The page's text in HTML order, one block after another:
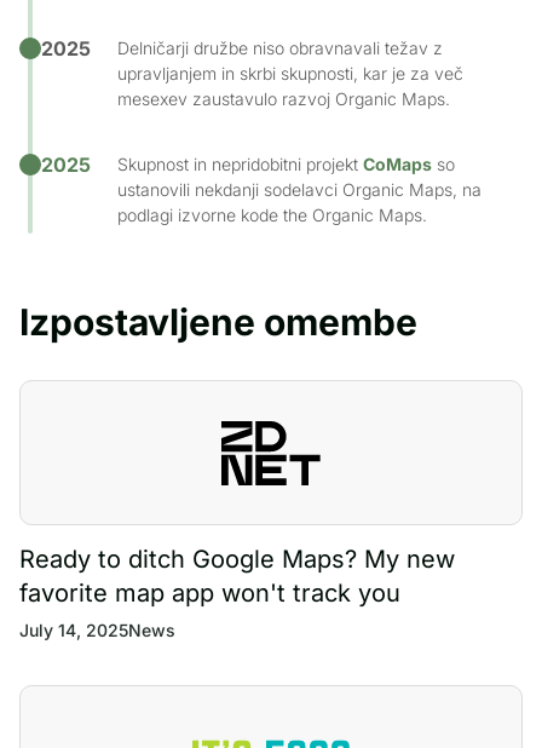
2025
Delničarji družbe niso obravnavali težav z
upravljanjem in skrbi skupnosti, kar je za več
mesexev zaustavulo razvoj Organic Maps.
2025 Skupnost in nepridobitni projekt CoMapsso
ustanovili nekdanji sodelavci Organic Maps, na
podlagi izvorne kode the Organic Maps.
Izpostavljene omembe
Ready to ditch Google Maps? My new
favorite map app won't track you
July 14, 2025News